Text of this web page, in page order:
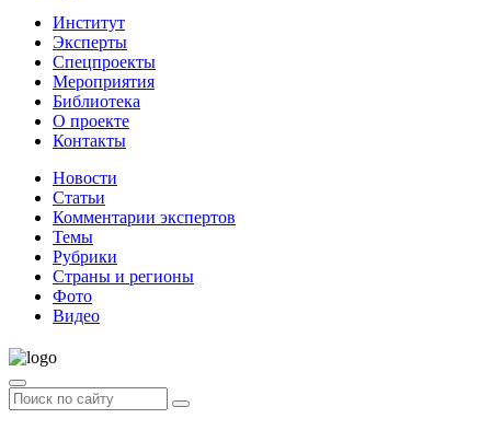
Институт
Эксперты
Спецпроекты
Мероприятия
Библиотека
О проекте
Контакты
Новости
Статьи
Комментарии экспертов
Темы
Рубрики
Страны и регионы
Фото
Видео